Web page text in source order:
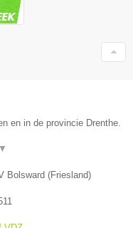
en in de provincie Drenthe.
▼
Bolsward (Friesland)